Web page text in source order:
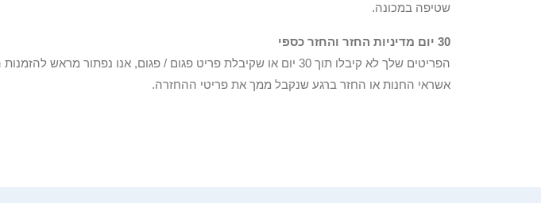
שטיפה במכונה.
30 יום מדיניות החזר והחזר כספי
הפריטים שלך לא קיבלו תוך 30 יום או שקיבלת פריט פגום / פגום, אנו
אשראי החנות או החזר ברגע שנקבל ממך את פריטי ההחזרה.